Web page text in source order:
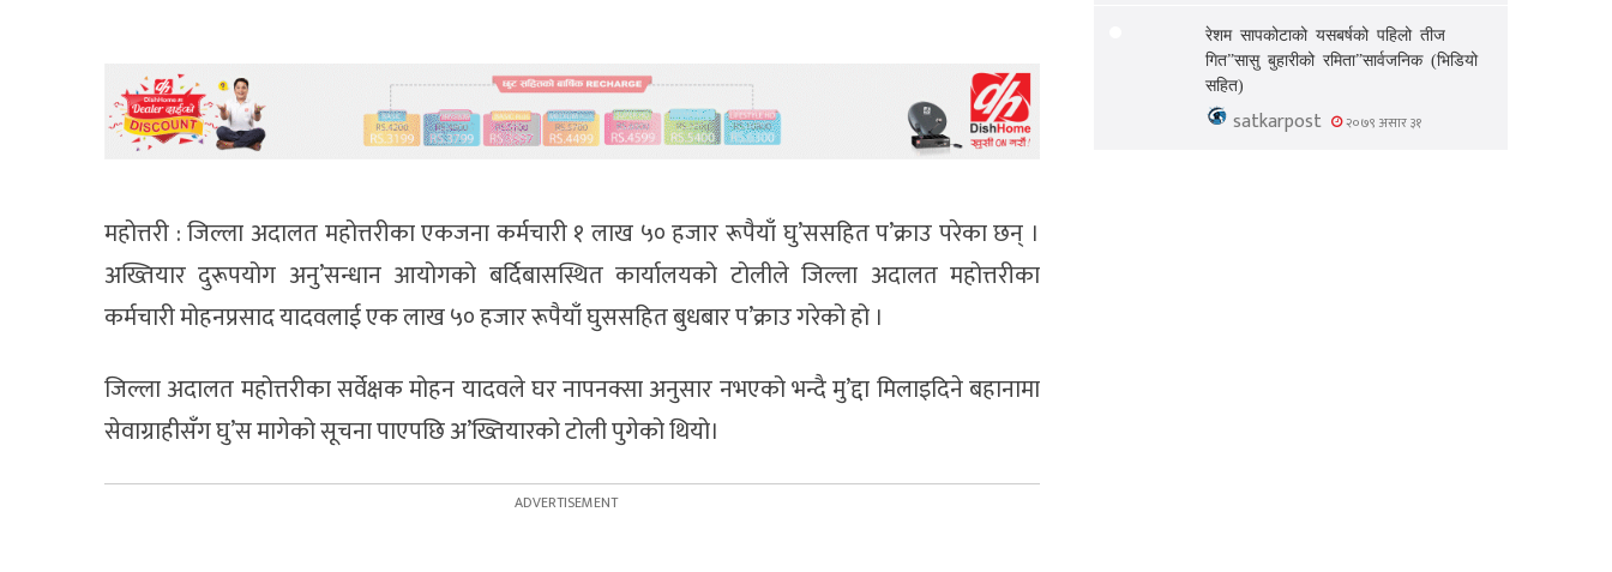
महोत्तरी : जिल्ला अदालत महोत्तरीका एकजना कर्मचारी १ लाख ५० हजार रूपैयाँ घु’ससहित प’क्राउ परेका छन् ।
अख्तियार दुरूपयोग अनु’सन्धान आयोगको बर्दिबासस्थित कार्यालयको टोलीले जिल्ला अदालत महोत्तरीका
कर्मचारी मोहनप्रसाद यादवलाई एक लाख ५० हजार रूपैयाँ घुससहित बुधबार प’क्राउ गरेको हो ।
जिल्ला अदालत महोत्तरीका सर्वेक्षक मोहन यादवले घर नापनक्सा अनुसार नभएको भन्दै मु’द्दा मिलाइदिने बहानामा
सेवाग्राहीसँग घु’स मागेको सूचना पाएपछि अ’ख्तियारको टोली पुगेको थियो।
रेशम सापकोटाको यसबर्षको पहिलो तीज
गित”सासु बुहारीको रमिता”सार्वजनिक (भिडियो
सहित)
satkarpost २०७९ असार ३१